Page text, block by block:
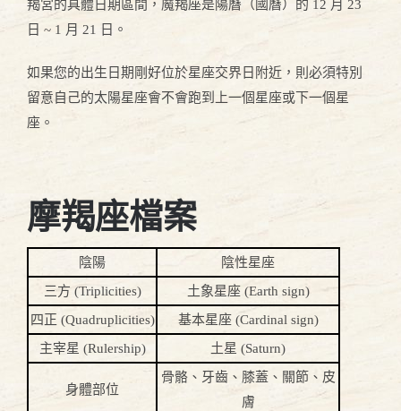
羯宮的具體日期區間，魔羯座是陽曆（國曆）的 12 月 23
日 ~ 1 月 21 日。
如果您的出生日期剛好位於星座交界日附近，則必須特別
留意自己的太陽星座會不會跑到上一個星座或下一個星
座。
摩羯座檔案
陰陽
陰性星座
三方 (Triplicities)
土象星座 (Earth sign)
四正 (Quadruplicities)
基本星座 (Cardinal sign)
主宰星 (Rulership)
土星 (Saturn)
身體部位
骨骼、牙齒、膝蓋、關節、皮
膚